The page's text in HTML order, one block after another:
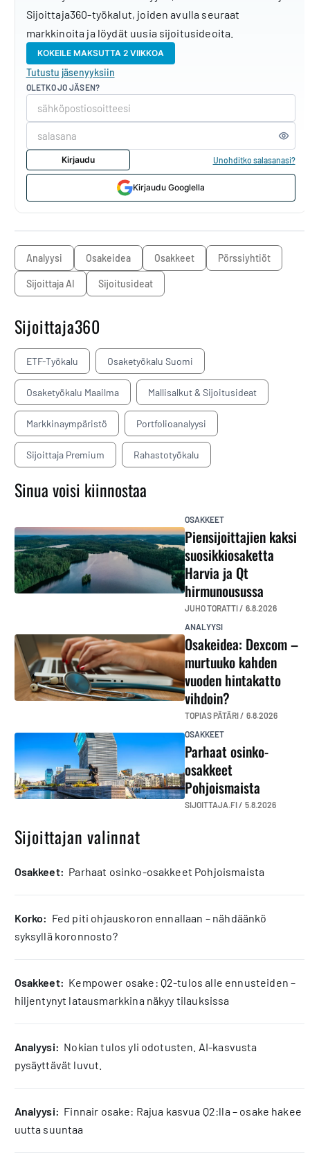
Sijoittaja360-työkalut, joiden avulla seuraat
markkinoita ja löydät uusia sijoitusideoita.
KOKEILE MAKSUTTA 2 VIIKKOA
Tutustu jäsenyyksiin
OLETKO JO JÄSEN?
Kirjaudu Unohditko salasanasi?
Kirjaudu Googlella
analyysi osakeidea osakkeet pörssiyhtiöt
Sijoittaja AI sijoitusideat
Sijoittaja360
ETF-Työkalu Osaketyökalu Suomi
Osaketyökalu Maailma Mallisalkut & Sijoitusideat
Markkinaympäristö Portfolioanalyysi
Sijoittaja Premium Rahastotyökalu
Sinua voisi kiinnostaa
OSAKKEET
Piensijoittajien kaksi
suosikkiosaketta
Harvia ja Qt
hirmunousussa
JUHO TORATTI / 6.8.2026
ANALYYSI
Osakeidea: Dexcom –
murtuuko kahden
vuoden hintakatto
vihdoin?
TOPIAS PÄTÄRI / 6.8.2026
OSAKKEET
Parhaat osinko-
osakkeet
Pohjoismaista
SIJOITTAJA.FI / 5.8.2026
Sijoittajan valinnat
osakkeet: Parhaat osinko-osakkeet Pohjoismaista
korko: Fed piti ohjauskoron ennallaan – nähdäänkö
syksyllä koronnosto?
osakkeet: Kempower osake: Q2-tulos alle ennusteiden –
hiljentynyt latausmarkkina näkyy tilauksissa
analyysi: Nokian tulos yli odotusten. AI-kasvusta
pysäyttävät luvut.
analyysi: Finnair osake: Rajua kasvua Q2:lla – osake hakee
uutta suuntaa